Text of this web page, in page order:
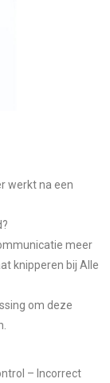
werkt na een
meer
knipperen bij Alle
om deze
– Incorrect